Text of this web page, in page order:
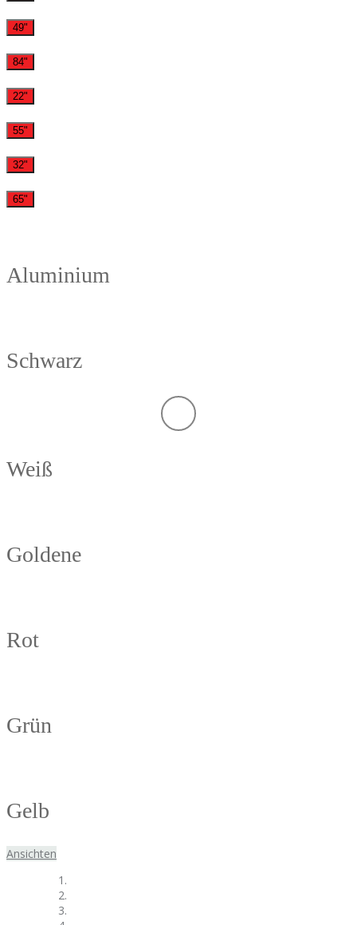
49"
84"
22"
55"
32"
65"
Aluminium
Schwarz
Weiß
Goldene
Rot
Grün
Gelb
Ansichten